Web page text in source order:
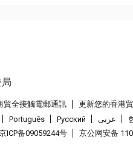
貿全接觸電郵通訊 更新您的香港
Português Pусский عربى
ICP备09059244号 京公网安备